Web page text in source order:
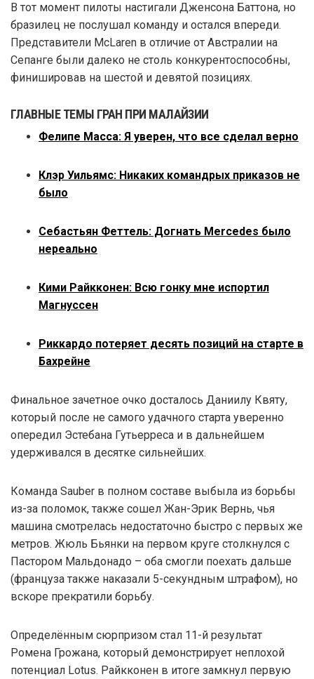
В тот момент пилоты настигали Дженсона Баттона, но
бразилец не послушал команду и остался впереди.
Представители McLaren в отличие от Австралии на
Сепанге были далеко не столь конкурентоспособны,
финишировав на шестой и девятой позициях.
ГЛАВНЫЕ ТЕМЫ ГРАН ПРИ МАЛАЙЗИИ
Фелипе Масса: Я уверен, что все сделал верно
Клэр Уильямс: Никаких командрых приказов не
было
Себастьян Феттель: Догнать Mercedes было
нереально
Кими Райкконен: Всю гонку мне испортил
Магнуссен
Риккардо потеряет десять позиций на старте в
Бахрейне
Финальное зачетное очко досталось Даниилу Квяту,
который после не самого удачного старта уверенно
опередил Эстебана Гутьерреса и в дальнейшем
удерживался в десятке сильнейших.
Команда Sauber в полном составе выбыла из борьбы
из-за поломок, также сошел Жан-Эрик Вернь, чья
машина смотрелась недостаточно быстро с первых же
метров. Жюль Бьянки на первом круге столкнулся с
Пастором Мальдонадо – оба смогли поехать дальше
(француза также наказали 5-секундным штрафом), но
вскоре прекратили борьбу.
Определённым сюрпризом стал 11-й результат
Ромена Грожана, который демонстрирует неплохой
потенциал Lotus. Райкконен в итоге замкнул первую